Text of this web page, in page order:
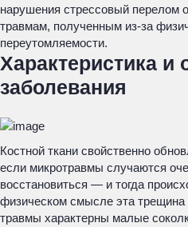
нарушения стрессовый перелом
травмам, полученным из-за
переутомляемости.
Характеристика и
заболевания
Костной ткани свойственно
если микротравмы случаются
восстановиться — и тогда
физическом смысле эта
травмы характерны малые